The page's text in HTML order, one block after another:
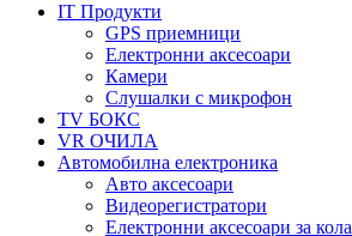
IT Продукти
GPS приемници
Електронни аксесоари
Камери
Слушалки с микрофон
TV БОКС
VR ОЧИЛА
Автомобилна електроника
Авто аксесоари
Видеорегистратори
Електронни аксесоари за кола